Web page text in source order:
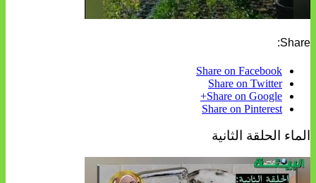
Share:
Share on Facebook
Share on Twitter
Share on Google+
Share on Pinterest
الماء الحلقة الثانية